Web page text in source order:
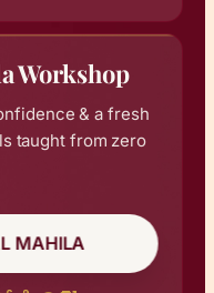
Workshop
& a fresh
taught from zero
MAHILA